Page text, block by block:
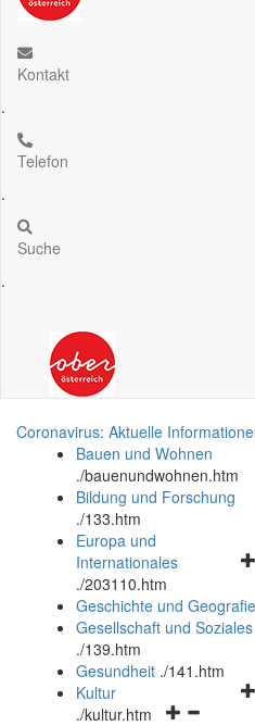
Kontakt
.
Telefon
.
Suche
.
Coronavirus: Aktuelle
Bauen und Wohnen
./bauenundwohnen.htm
Bildung und Forschung
./133.htm
und
Europa und
Internationales
./203110.htm
Geschichte und Geografie
Gesellschaft und Soziales
./139.htm
Gesundheit ./141.htm
Kultur
./kultur.htm